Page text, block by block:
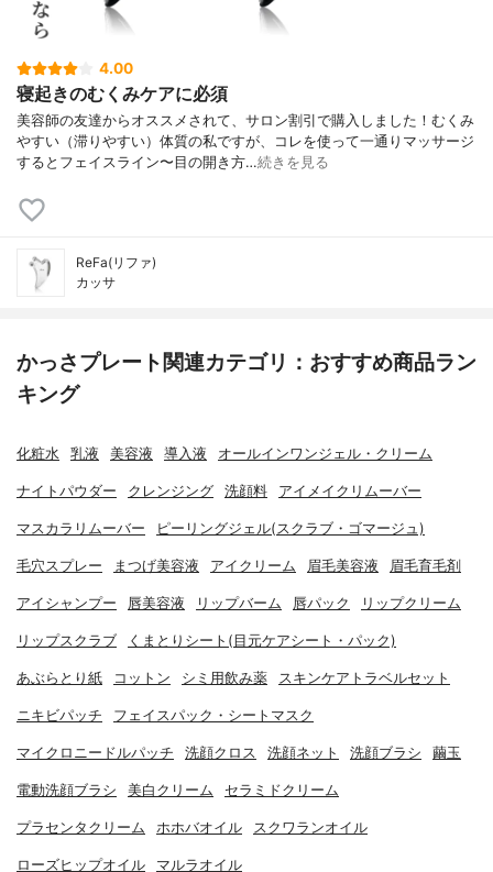
4.00
寝起きのむくみケアに必須
美容師の友達からオススメされて、サロン割引で購入しました！むくみ
やすい（滞りやすい）体質の私ですが、コレを使って一通りマッサージ
するとフェイスライン〜目の開き方…続きを見る
ReFa(リファ)
カッサ
かっさプレート関連カテゴリ：おすすめ商品ラン
キング
化粧水 乳液 美容液 導入液 オールインワンジェル・クリーム
ナイトパウダー クレンジング 洗顔料 アイメイクリムーバー
マスカラリムーバー ピーリングジェル(スクラブ・ゴマージュ)
毛穴スプレー まつげ美容液 アイクリーム 眉毛美容液 眉毛育毛剤
アイシャンプー 唇美容液 リップバーム 唇パック リップクリーム
リップスクラブ くまとりシート(目元ケアシート・パック)
あぶらとり紙 コットン シミ用飲み薬 スキンケアトラベルセット
ニキビパッチ フェイスパック・シートマスク
マイクロニードルパッチ 洗顔クロス 洗顔ネット 洗顔ブラシ 繭玉
電動洗顔ブラシ 美白クリーム セラミドクリーム
プラセンタクリーム ホホバオイル スクワランオイル
ローズヒップオイル マルラオイル